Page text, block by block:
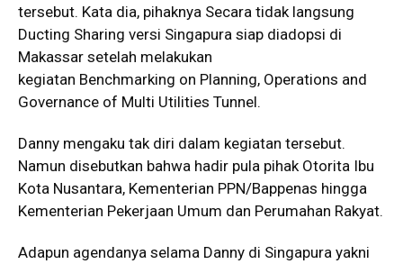
tersebut. Kata dia, pihaknya Secara tidak langsung
Ducting Sharing versi Singapura siap diadopsi di
Makassar setelah melakukan
kegiatan Benchmarking on Planning, Operations and
Governance of Multi Utilities Tunnel.
Danny mengaku tak diri dalam kegiatan tersebut.
Namun disebutkan bahwa hadir pula pihak Otorita Ibu
Kota Nusantara, Kementerian PPN/Bappenas hingga
Kementerian Pekerjaan Umum dan Perumahan Rakyat.
Adapun agendanya selama Danny di Singapura yakni